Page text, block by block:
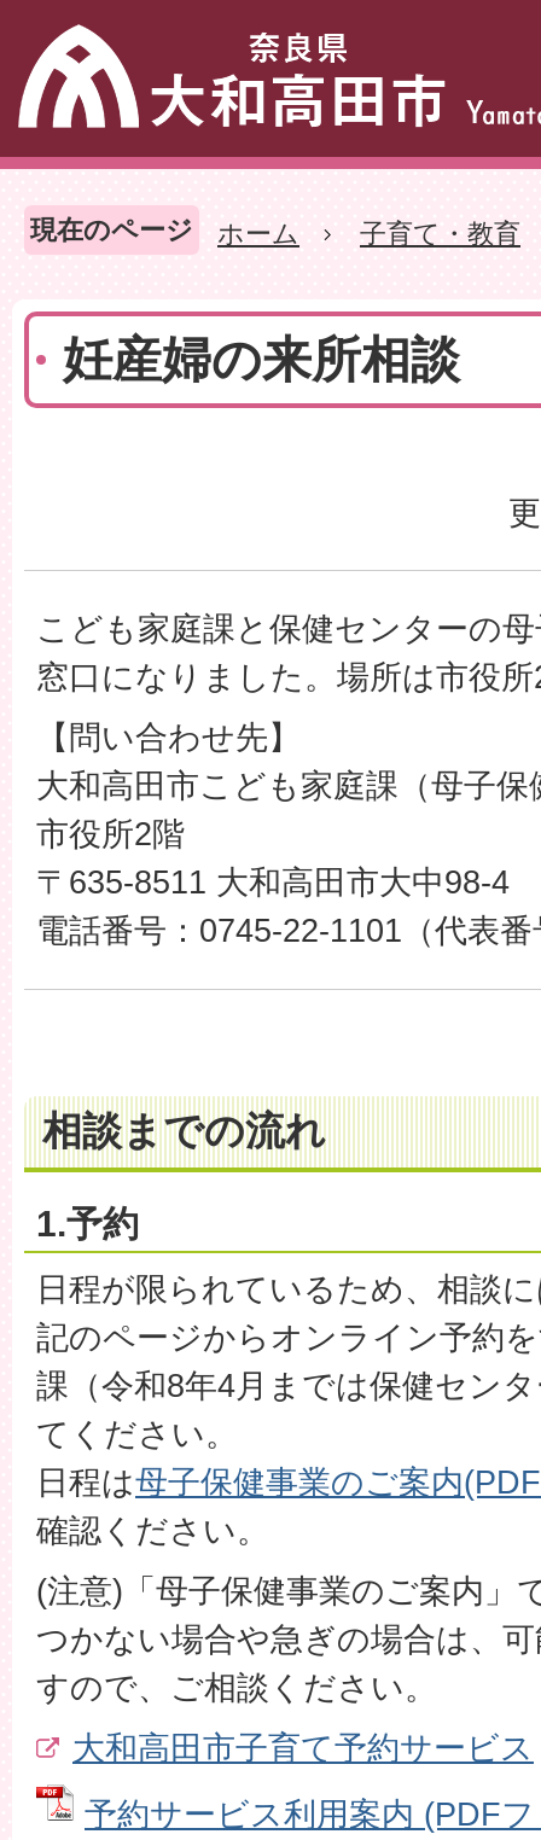
現在のページ ホーム 子育て・教育
妊産婦の来所相談
こども家庭課と保健センターの
窓口になりました。場所は市役
【問い合わせ先】
大和高田市こども家庭課（母子保
市役所2階
〒635-8511 大和高田市大中98-4
電話番号：0745-22-1101（代表番
相談までの流れ
1.予約
日程が限られているため、相談
記のページからオンライン予約
課（令和8年4月までは保健セン
てください。
日程は母子保健事業のご案内
確認ください。
(注意)「母子保健事業のご案内」
つかない場合や急ぎの場合は、
すので、ご相談ください。
大和高田市子育て予約サービス
予約サービス利用案内 (PDF